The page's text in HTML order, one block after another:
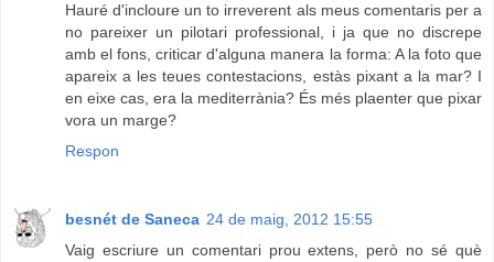
Hauré d'incloure un to irreverent als meus comentaris per a
no pareixer un pilotari professional, i ja que no discrepe
amb el fons, criticar d'alguna manera la forma: A la foto que
apareix a les teues contestacions, estàs pixant a la mar? I
en eixe cas, era la mediterrània? És més plaenter que pixar
vora un marge?
Respon
besnét de Saneca 24 de maig, 2012 15:55
Vaig escriure un comentari prou extens, però no sé què